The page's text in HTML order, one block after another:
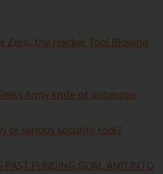
Zero, the Hacker Tool Blowing
Army knife of antennas
or serious security tool?
PAST FUNDING GOAL AND INTO